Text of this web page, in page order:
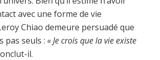
avec une forme de vie
Chiao demeure persuadé que
pas seuls : « Je crois que la vie existe
il.